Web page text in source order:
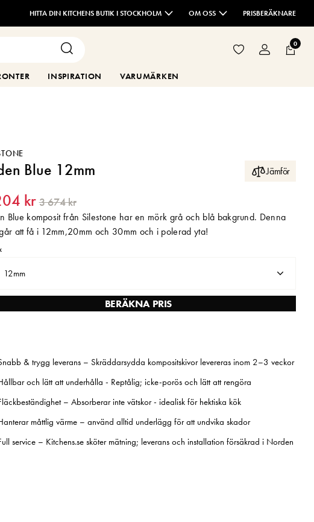
HITTA DIN KITCHENS BUTIK I STOCKHOLM OM OSS PRISBERÄKNARE
0
INSPIRATION VARUMÄRKEN
Blue 12mm Jämför
kr 3 674 kr
Blue komposit från Silestone har en mörk grå och blå bakgrund. Denna
att få i 12mm,20mm och 30mm och i polerad yta!
12mm
BERÄKNA PRIS
& trygg leverans – Skräddarsydda kompositskivor levereras inom 2–3 veckor
och lätt att underhålla - Reptålig; icke-porös och lätt att rengöra
– Absorberar inte vätskor - idealisk för hektiska kök
måttlig värme – använd alltid underlägg för att undvika skador
service – Kitchens.se sköter mätning; leverans och installation försäkrad i Norden